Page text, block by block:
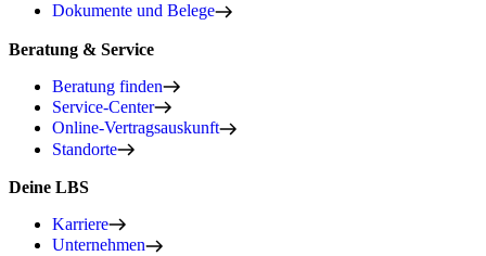
Dokumente und Belege
Beratung & Service
Beratung finden
Service-Center
Online-Vertragsauskunft
Standorte
Deine LBS
Karriere
Unternehmen